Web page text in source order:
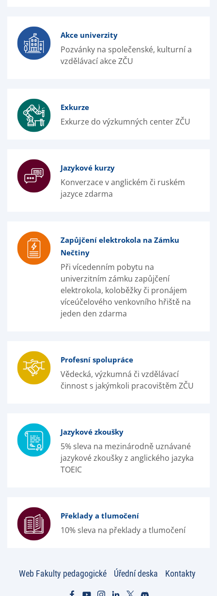
Akce univerzity
Pozvánky na společenské, kulturní a
vzdělávací akce ZČU
Exkurze
Exkurze do výzkumných center ZČU
Jazykové kurzy
Konverzace v anglickém či ruském
jazyce zdarma
Zapůjčení elektrokola na Zámku
Nečtiny
Při vícedenním pobytu na
univerzitním zámku zapůjčení
elektrokola, koloběžky či pronájem
víceúčelového venkovního hřiště na
jeden den zdarma
Profesní spolupráce
Vědecká, výzkumná či vzdělávací
činnost s jakýmkoli pracovištěm ZČU
Jazykové zkoušky
5% sleva na mezinárodně uznávané
jazykové zkoušky z anglického jazyka
TOEIC
Překlady a tlumočení
10% sleva na překlady a tlumočení
Web Fakulty pedagogické Úřední deska Kontakty